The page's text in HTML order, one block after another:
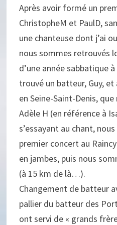
Après avoir formé un
ChristopheM et PaulD,
une chanteuse dont j’ai
nous sommes retrouvés
d’une année sabbatique
trouvé un batteur, Guy,
en Seine-Saint-Denis,
Adèle H (en référence à
s’essayant au chant,
premier concert au
en jambes, puis nous
(à 15 km de là…).
Changement de batteur
pallier du batteur des
ont servi de « grands